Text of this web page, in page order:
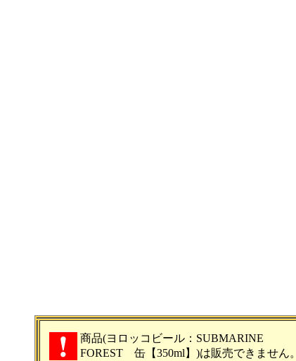
商品(ヨロッコビール：SUBMARINE
FOREST 缶【350ml】)は販売できません。